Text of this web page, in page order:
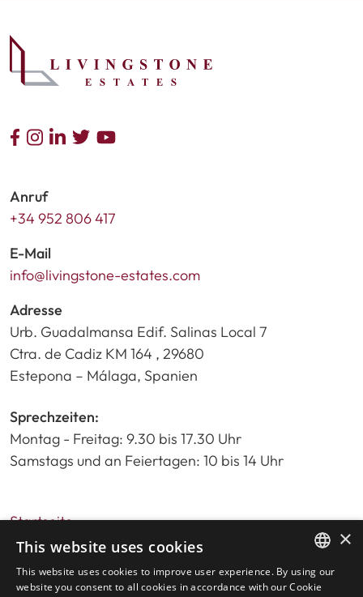
Anruf
+34 952 806 417
E-Mail
info@livingstone-estates.com
Adresse
Urb. Guadalmansa Edif. Salinas Local 7
Ctra. de Cadiz KM 164 , 29680
Estepona – Málaga, Spanien
Sprechzeiten:
Montag - Freitag: 9.30 bis 17.30 Uhr
Samstags und an Feiertagen: 10 bis 14 Uhr
Startseite
Immobiliensuche
Bitte bewerten Sie uns
Datenschutzrichtlinie
ENGLISH
×
This website uses cookies
This website uses cookies to improve user experience. By using our
website you consent to all cookies in accordance with our Cookie